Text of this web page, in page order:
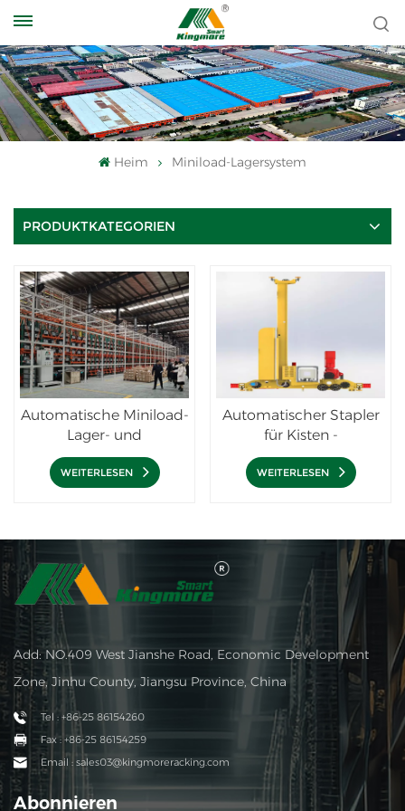
Heim Miniload-Lagersystem
PRODUKTKATEGORIEN
Automatische Miniload-
Lager- und
Bereitstellungssysteme
WEITERLESEN
Automatischer Stapler
für Kisten -
Automatisches
Miniload-Lager
WEITERLESEN
Add: NO.409 West Jianshe Road, Economic Development
Zone, Jinhu County, Jiangsu Province, China
Tel : +86-25 86154260
Fax : +86-25 86154259
Email : sales03@kingmoreracking.com
Abonnieren